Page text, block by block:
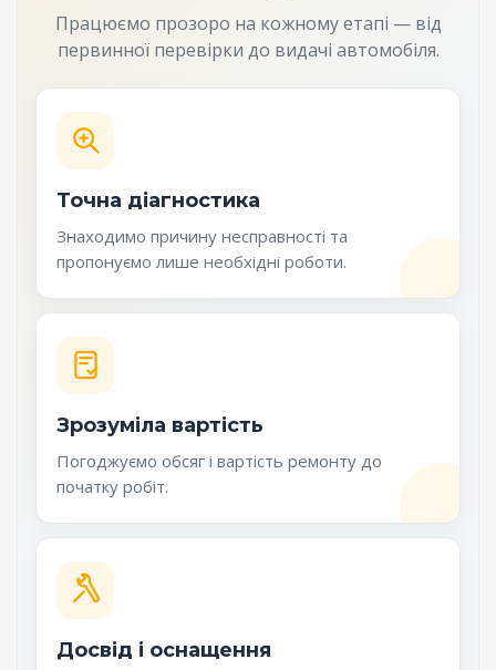
Працюємо прозоро на кожному етапі — від
первинної перевірки до видачі автомобіля.
Точна діагностика
Знаходимо причину несправності та
пропонуємо лише необхідні роботи.
Зрозуміла вартість
Погоджуємо обсяг і вартість ремонту до
початку робіт.
Досвід і оснащення